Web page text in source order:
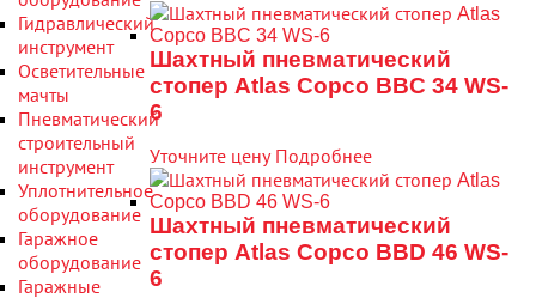
Гидравлический
инструмент
Осветительные
мачты
Пневматический
строительный
инструмент
Уплотнительное
оборудование
Гаражное
оборудование
Гаражные
Шахтный пневматический
стопер Atlas Copco BBC 34 WS-
6
Уточните цену Подробнее
Шахтный пневматический
стопер Atlas Copco BBD 46 WS-
6